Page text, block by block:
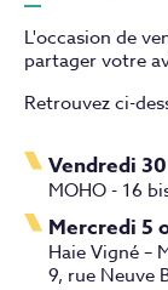
Le tracé final
Les
La Concertation
Les comptes-
Les comptes-
Le bilan de la
Réunions
A Votre
L'occasion de
partager votre
Retrouvez ci-
Vendredi
MOHO - 16
Mercredi 5
Haie Vigné –
9, rue Neuve